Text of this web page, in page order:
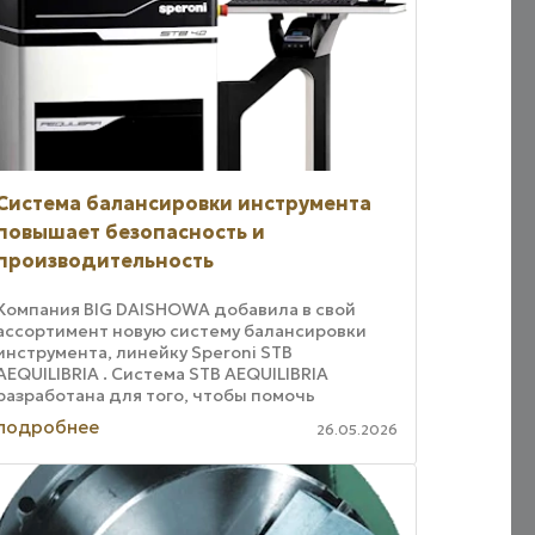
балансировки инструмента
безопасность и
BIG DAISHOWA добавила в свой
новую систему балансировки
линейку Speroni STB
. Система STB AEQUILIBRIA
для того, чтобы помочь
избежать дорогостоящих
и обеспечить более ...
26.05.2026